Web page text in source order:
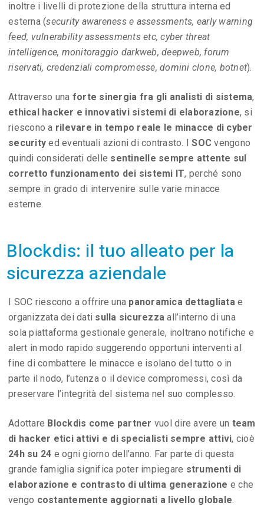
inoltre i livelli di protezione della struttura interna ed
esterna (security awareness e assessments, early warning
feed, vulnerability assessments etc, cyber threat
intelligence, monitoraggio darkweb, deepweb, forum
riservati, credenziali compromesse, domini clone, botnet).
Attraverso una forte sinergia fra gli analisti di sistema,
ethical hacker e innovativi sistemi di elaborazione, si
riescono a rilevare in tempo reale le minacce di cyber
security ed eventuali azioni di contrasto. ISOC vengono
quindi considerati delle sentinelle sempre attente sul
corretto funzionamento dei sistemi IT, perché sono
sempre in grado di intervenire sulle varie minacce
esterne.
Blockdis: il tuo alleato per la
sicurezza aziendale
I SOC riescono a offrire una panoramica dettagliatae
organizzata dei dati sulla sicurezza all’interno di una
sola piattaforma gestionale generale, inoltrano notifiche e
alert in modo rapido suggerendo opportuni interventi al
fine di combattere le minacce e isolano del tutto o in
parte il nodo, l’utenza o il device compromessi, così da
preservare l’integrità del sistema nel suo complesso.
Adottare Blockdis come partner vuol dire avere un team
di hacker etici attivi e di specialisti sempre attivi, cioè
24h su 24 e ogni giorno dell’anno. Far parte di questa
grande famiglia significa poter impiegare strumenti di
elaborazione e contrasto di ultima generazione e che
vengo costantemente aggiornati a livello globale.